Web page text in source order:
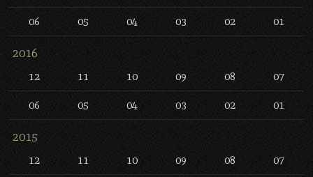
06 05 04 03 02 01
2016
12 11 10 09 08 07
06 05 04 03 02 01
2015
12 11 10 09 08 07